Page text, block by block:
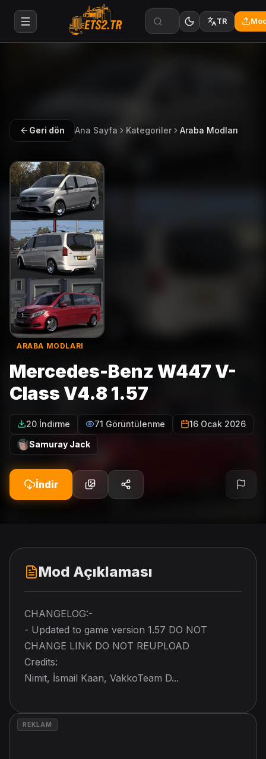
TR
Geri dön Ana Sayfa Kategoriler Araba Modları
ARABA MODLARI
Mercedes-Benz W447 V-
Class V4.8 1.57
20 İndirme 71 Görüntülenme
16 Ocak 2026
Samuray Jack
İndir
Mod Açıklaması
CHANGELOG:-
- Updated to game version 1.57 DO NOT
CHANGE LINK DO NOT REUPLOAD
Credits:
Nimit, İsmail Kaan, VakkoTeam D...
REKLAM